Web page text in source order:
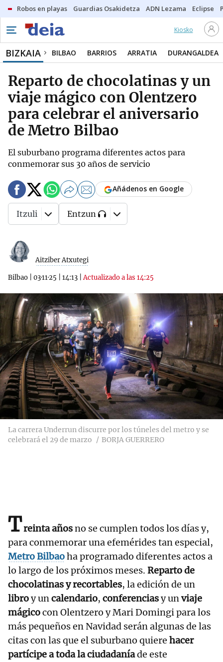
Robos en playas Guardias Osakidetza ADN Lezama Eclipse
Kiosko
BIZKAIA BILBAO BARRIOS ARRATIA DURANGALDEA
Reparto de chocolatinas y un
viaje mágico con Olentzero
para celebrar el aniversario
de Metro Bilbao
El suburbano programa diferentes actos para
conmemorar sus 30 años de servicio
Aitziber Atxutegi
Bilbao 03·11·25 14:13 |Actualizado a las 14:25
Añádenos en Google
Itzuli Entzun
La carrera Underrun discurre por los túneles del metro y se
celebrará el 29 de marzo
BORJA GUERRERO
Treinta añosno se cumplen todos los días y,
para conmemorar una efemérides tan especial,
Metro Bilbaoha programado diferentes actos a
lo largo de los próximos meses. Reparto de
chocolatinas y recortables, la edición de un
libroy uncalendario, conferenciasy unviaje
mágicocon Olentzero y Mari Domingi para los
más pequeños en Navidad serán algunas de las
citas con las que el suburbano quiere hacer
partícipe a toda la ciudadaníade este